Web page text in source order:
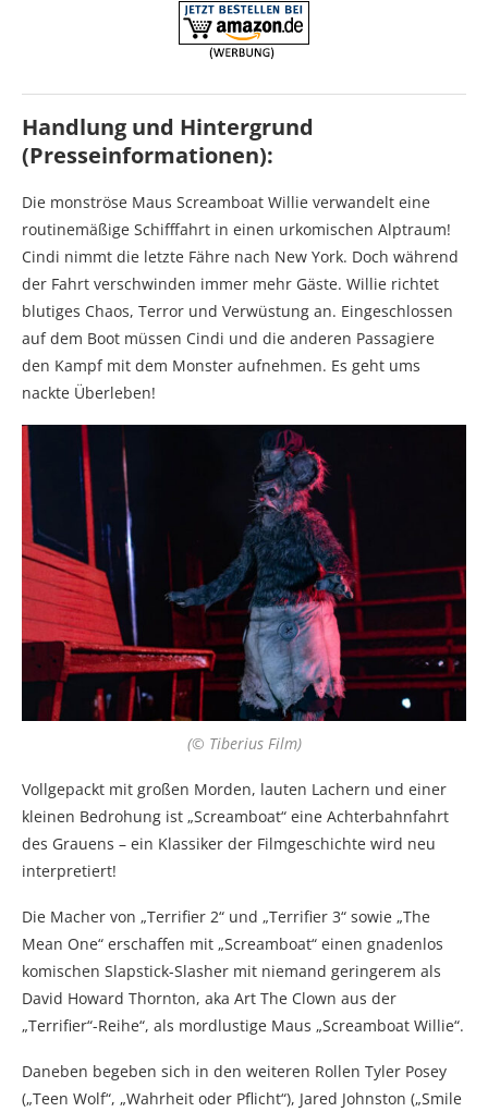
Handlung und Hintergrund
(Presseinformationen):
Die monströse Maus Screamboat Willie verwandelt eine
routinemäßige Schifffahrt in einen urkomischen Alptraum!
Cindi nimmt die letzte Fähre nach New York. Doch während
der Fahrt verschwinden immer mehr Gäste. Willie richtet
blutiges Chaos, Terror und Verwüstung an. Eingeschlossen
auf dem Boot müssen Cindi und die anderen Passagiere
den Kampf mit dem Monster aufnehmen. Es geht ums
nackte Überleben!
(© Tiberius Film)
Vollgepackt mit großen Morden, lauten Lachern und einer
kleinen Bedrohung ist „Screamboat“ eine Achterbahnfahrt
des Grauens – ein Klassiker der Filmgeschichte wird neu
interpretiert!
Die Macher von „Terrifier 2“ und „Terrifier 3“ sowie „The
Mean One“ erschaffen mit „Screamboat“ einen gnadenlos
komischen Slapstick-Slasher mit niemand geringerem als
David Howard Thornton, aka Art The Clown aus der
„Terrifier“-Reihe“, als mordlustige Maus „Screamboat Willie“.
Daneben begeben sich in den weiteren Rollen Tyler Posey
(„Teen Wolf“, „Wahrheit oder Pflicht“), Jared Johnston („Smile